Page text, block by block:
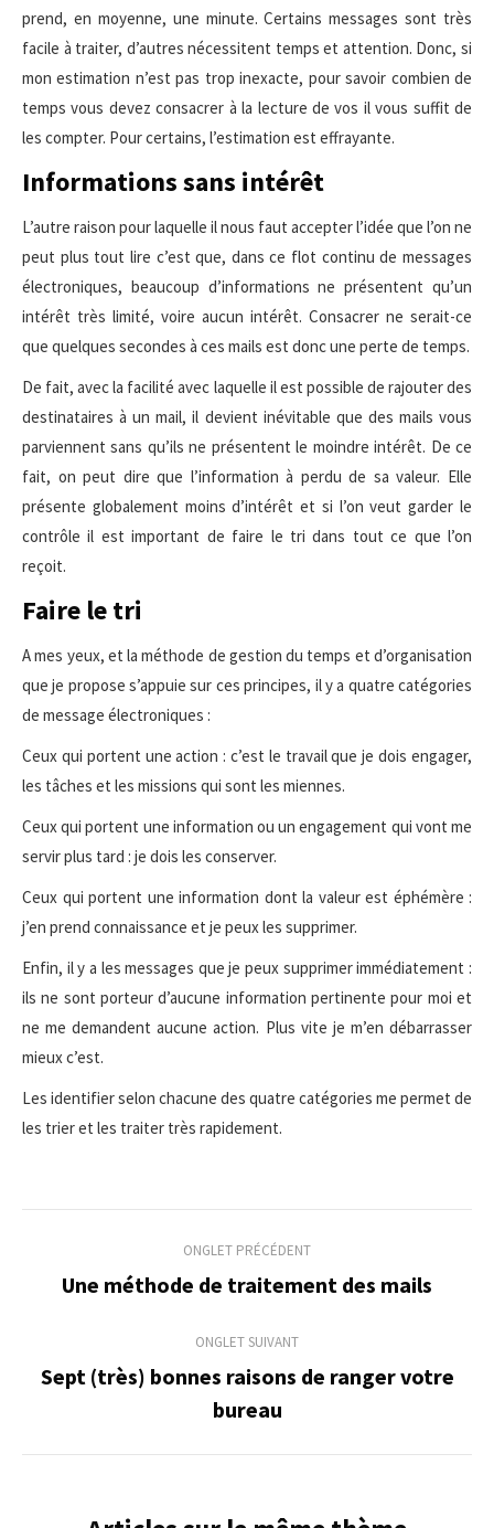
prend, en moyenne, une minute. Certains messages sont très
facile à traiter, d’autres nécessitent temps et attention. Donc, si
mon estimation n’est pas trop inexacte, pour savoir combien de
temps vous devez consacrer à la lecture de vos il vous suffit de
les compter. Pour certains, l’estimation est effrayante.
Informations sans intérêt
L’autre raison pour laquelle il nous faut accepter l’idée que l’on ne
peut plus tout lire c’est que, dans ce flot continu de messages
électroniques, beaucoup d’informations ne présentent qu’un
intérêt très limité, voire aucun intérêt. Consacrer ne serait-ce
que quelques secondes à ces mails est donc une perte de temps.
De fait, avec la facilité avec laquelle il est possible de rajouter des
destinataires à un mail, il devient inévitable que des mails vous
parviennent sans qu’ils ne présentent le moindre intérêt. De ce
fait, on peut dire que l’information à perdu de sa valeur. Elle
présente globalement moins d’intérêt et si l’on veut garder le
contrôle il est important de faire le tri dans tout ce que l’on
reçoit.
Faire le tri
A mes yeux, et la méthode de gestion du temps et d’organisation
que je propose s’appuie sur ces principes, il y a quatre catégories
de message électroniques :
Ceux qui portent une action : c’est le travail que je dois engager,
les tâches et les missions qui sont les miennes.
Ceux qui portent une information ou un engagement qui vont me
servir plus tard : je dois les conserver.
Ceux qui portent une information dont la valeur est éphémère :
j’en prend connaissance et je peux les supprimer.
Enfin, il y a les messages que je peux supprimer immédiatement :
ils ne sont porteur d’aucune information pertinente pour moi et
ne me demandent aucune action. Plus vite je m’en débarrasser
mieux c’est.
Les identifier selon chacune des quatre catégories me permet de
les trier et les traiter très rapidement.
commentaire
ONGLET PRÉCÉDENT
Onglet
Une méthode de traitement des mails
ONGLET SUIVANT
Onglet
suivant
Sept (très) bonnes raisons de ranger votre
bureau